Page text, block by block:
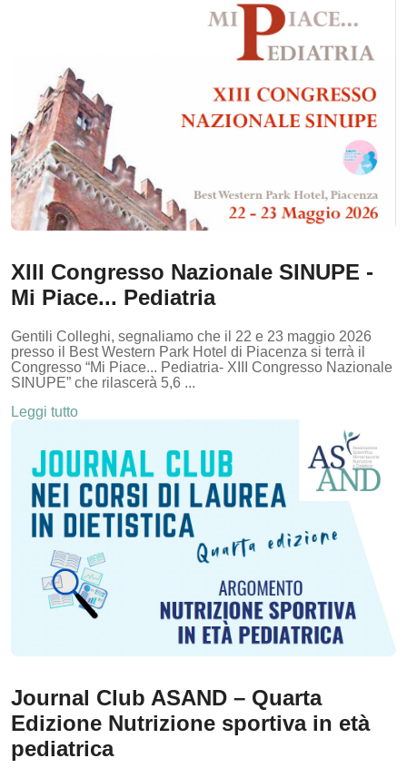
XIII Congresso Nazionale SINUPE -
Mi Piace... Pediatria
Gentili Colleghi, segnaliamo che il 22 e 23 maggio 2026
presso il Best Western Park Hotel di Piacenza si terrà il
Congresso “Mi Piace... Pediatria- XIII Congresso Nazionale
SINUPE” che rilascerà 5,6 ...
Leggi tutto
Journal Club ASAND – Quarta
Edizione Nutrizione sportiva in età
pediatrica